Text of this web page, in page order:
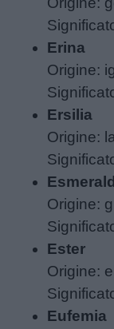
Erina
Origine:
Ersilia
Origine:
Origine:
Ester
Origine:
Eufemia